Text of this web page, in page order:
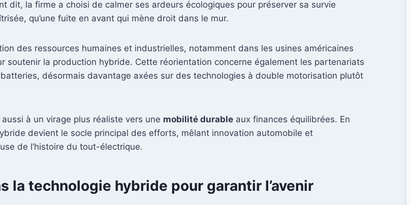
dit, la firme a choisi de calmer ses ardeurs écologiques pour préserver sa survie
qu’une fuite en avant qui mène droit dans le mur.
des ressources humaines et industrielles, notamment dans les usines américaines
soutenir la production hybride. Cette réorientation concerne également les partenariats
désormais davantage axées sur des technologies à double motorisation plutôt
à un virage plus réaliste vers une mobilité durable aux finances équilibrées. En
devient le socle principal des efforts, mêlant innovation automobile et
de l’histoire du tout-électrique.
la technologie hybride pour garantir l’avenir